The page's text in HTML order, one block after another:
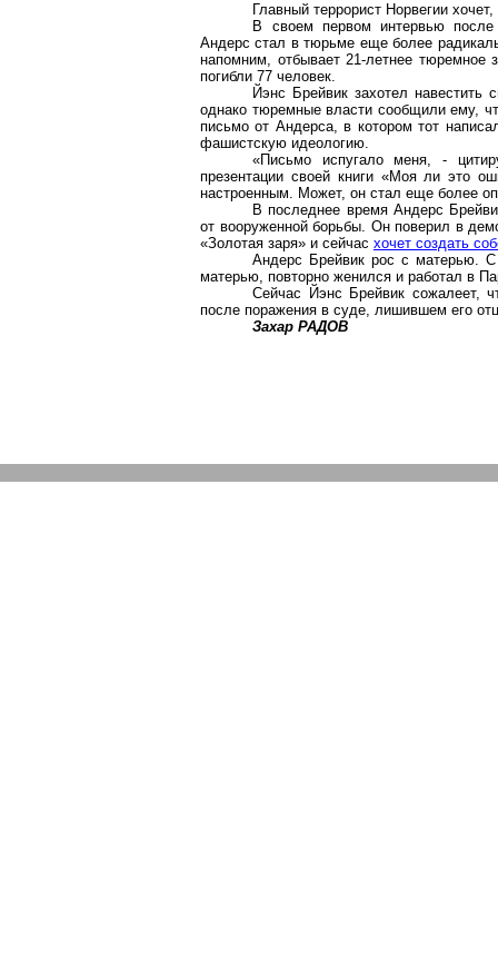
Главный террорист Норвегии
В своем первом интервью
Андерс стал в тюрьме еще более
напомним, отбывает 21-летнее тюремное
погибли 77 человек.
Йэнс Брейвик захотел
однако тюремные власти сообщили ему,
письмо от Андерса, в котором тот
фашистскую идеологию.
«Письмо испугало меня, -
презентации своей книги «Моя ли это
настроенным. Может, он стал еще более
В последнее время Андерс
от вооруженной борьбы. Он поверил в
«Золотая заря» и сейчас хочет создать
Андерс Брейвик рос с матерью.
матерью, повторно женился и работал в
Сейчас Йэнс Брейвик сожалеет,
после поражения в суде, лишившем его
Захар РАДОВ